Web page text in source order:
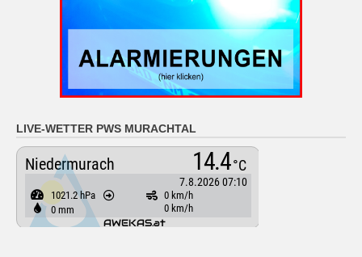
LIVE-WETTER PWS MURACHTAL